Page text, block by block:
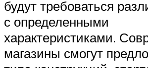
будут требоваться
с определенными
характеристиками.
магазины смогут